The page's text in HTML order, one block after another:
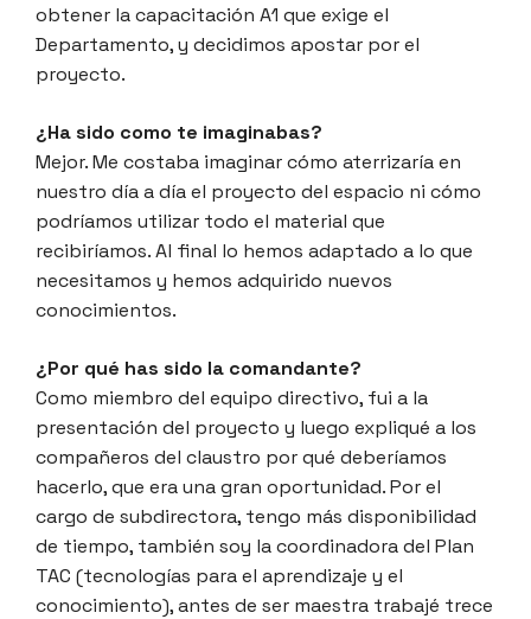
obtener la capacitación A1 que exige el
Departamento, y decidimos apostar por el
proyecto.
¿Ha sido como te imaginabas?
Mejor. Me costaba imaginar cómo aterrizaría en
nuestro día a día el proyecto del espacio ni cómo
podríamos utilizar todo el material que
recibiríamos. Al final lo hemos adaptado a lo que
necesitamos y hemos adquirido nuevos
conocimientos.
¿Por qué has sido la comandante?
Como miembro del equipo directivo, fui a la
presentación del proyecto y luego expliqué a los
compañeros del claustro por qué deberíamos
hacerlo, que era una gran oportunidad. Por el
cargo de subdirectora, tengo más disponibilidad
de tiempo, también soy la coordinadora del Plan
TAC (tecnologías para el aprendizaje y el
conocimiento), antes de ser maestra trabajé trece